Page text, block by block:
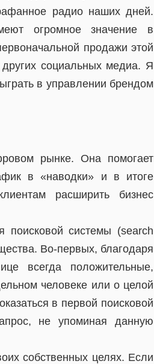
радио наших дней.
огромное значение в
продажи этой
других социальных медиа. Я
в управлении брендом
рынке. Она помогает
в «наводки» и в итоге
расширить бизнес
поисковой системы (search
Во-первых, благодаря
всегда положительные,
человеке или о целой
в первой поисковой
не упоминая данную
собственных целях. Если